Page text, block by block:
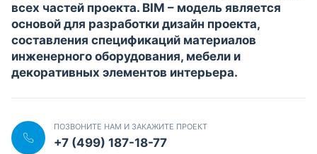
всех частей проекта. BIM – модель является
основой для разработки дизайн проекта,
составления спецификаций материалов
инженерного оборудования, мебели и
декоративных элементов интерьера.
ПОЗВОНИТЕ НАМ И ЗАКАЖИТЕ ПРОЕКТ
+7 (499) 187-18-77